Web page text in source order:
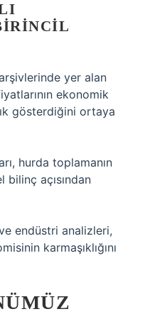
yer alan
ekonomik
gösterdiğini ortaya
hurda toplamanın
açısından
endüstri analizleri,
karmaşıklığını